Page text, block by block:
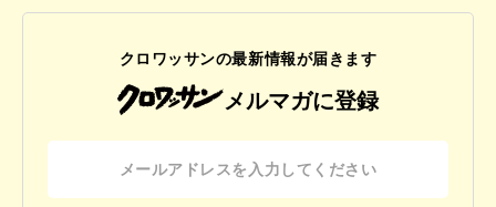
クロワッサンの最新情報が届きます
メルマガに登録